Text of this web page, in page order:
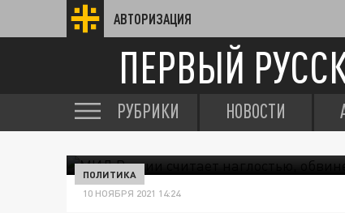
АВТОРИЗАЦИЯ
ПЕРВЫЙ
РУБРИКИ НОВОСТИ
ПОЛИТИКА
10 НОЯБРЯ 2021 14:24